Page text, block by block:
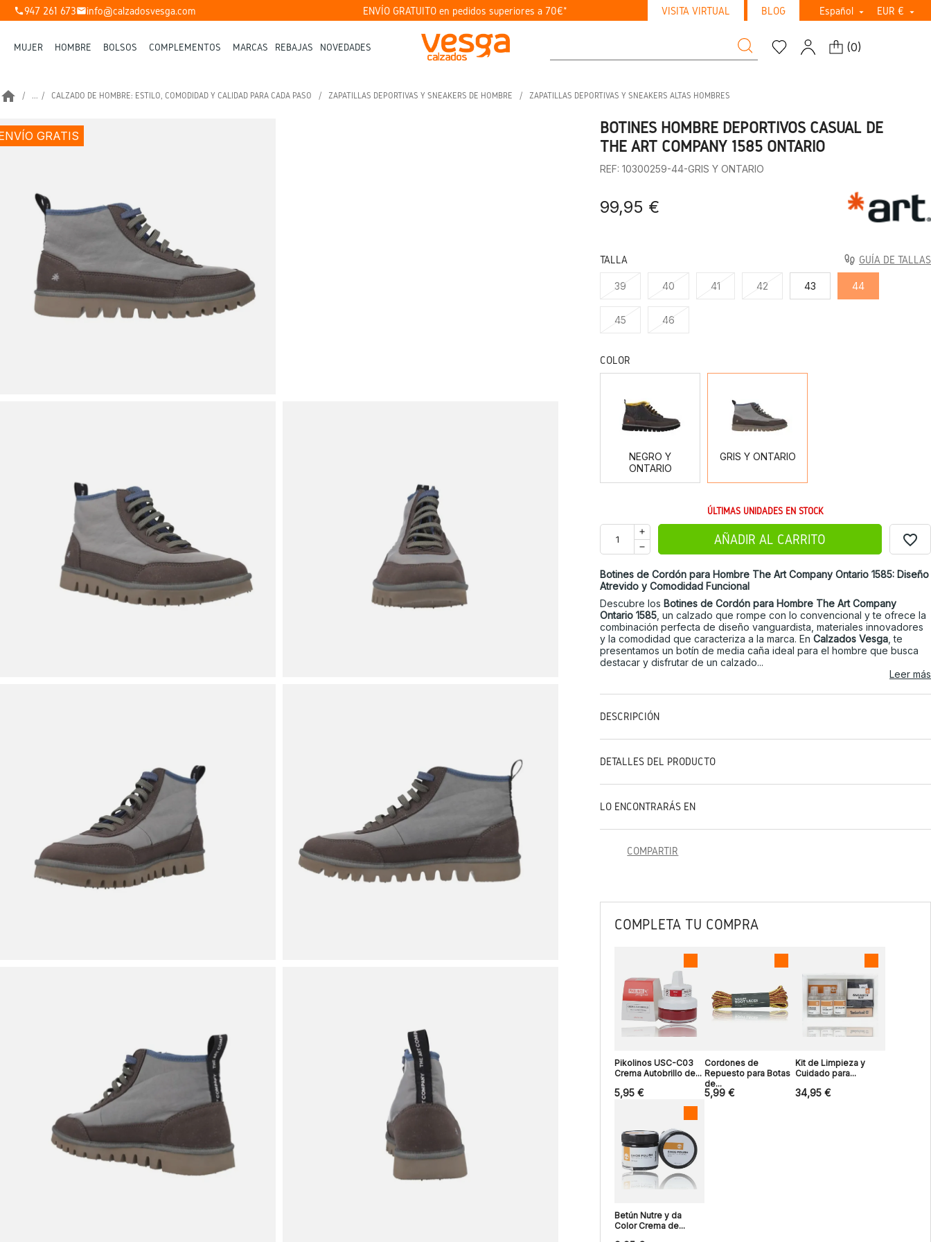
phone947 261 673mailinfo@calzadosvesga.com ENVÍO GRATUITO en pedidos superiores a 70€* VISITA VIRTUAL BLOG Español  EUR € 
MUJER HOMBRE BOLSOS COMPLEMENTOS MARCAS REBAJAS NOVEDADES (0)
home ... CALZADO DE HOMBRE: ESTILO, COMODIDAD Y CALIDAD PARA CADA PASO ZAPATILLAS DEPORTIVAS Y SNEAKERS DE HOMBRE ZAPATILLAS DEPORTIVAS Y SNEAKERS ALTAS HOMBRES
GRATIS
BOTINES HOMBRE DEPORTIVOS CASUAL DE
THE ART COMPANY 1585 ONTARIO
REF: 10300259-44-GRIS Y ONTARIO
99,95 €
TALLA GUÍA DE TALLAS
39 40 41 42 43 44
45 46
COLOR
NEGRO Y
ONTARIO
ONTARIO
GRIS Y ONTARIO
ONTARIO
ÚLTIMAS UNIDADES EN STOCK
AÑADIR AL CARRITO favorite_border
Botines de Cordón para Hombre The Art Company Ontario 1585: Diseño
Atrevido y Comodidad Funcional
Descubre los Botines de Cordón para Hombre The Art Company
Ontario 1585 , un calzado que rompe con lo convencional y te ofrece la
combinación perfecta de diseño vanguardista, materiales innovadores
y la comodidad que caracteriza a la marca. EnCalzados Vesga , te
presentamos un botín de media caña ideal para el hombre que busca
destacar y disfrutar de un calzado...
Leer más
DESCRIPCIÓN
DETALLES DEL PRODUCTO
LO ENCONTRARÁS EN
COMPARTIR
COMPLETA TU COMPRA
Pikolinos USC-C03
Crema Autobrillo de...
5,95 €
Cordones de
Repuesto para Botas
de...
5,99 €
Kit de Limpieza y
Cuidado para...
34,95 €
Betún Nutre y da
Color Crema de...